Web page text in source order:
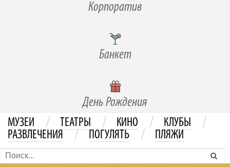
Корпоратив
Банкет
День Рождения
МУЗЕИ / ТЕАТРЫ / КИНО / КЛУБЫ /
РАЗВЛЕЧЕНИЯ / ПОГУЛЯТЬ / ПЛЯЖИ